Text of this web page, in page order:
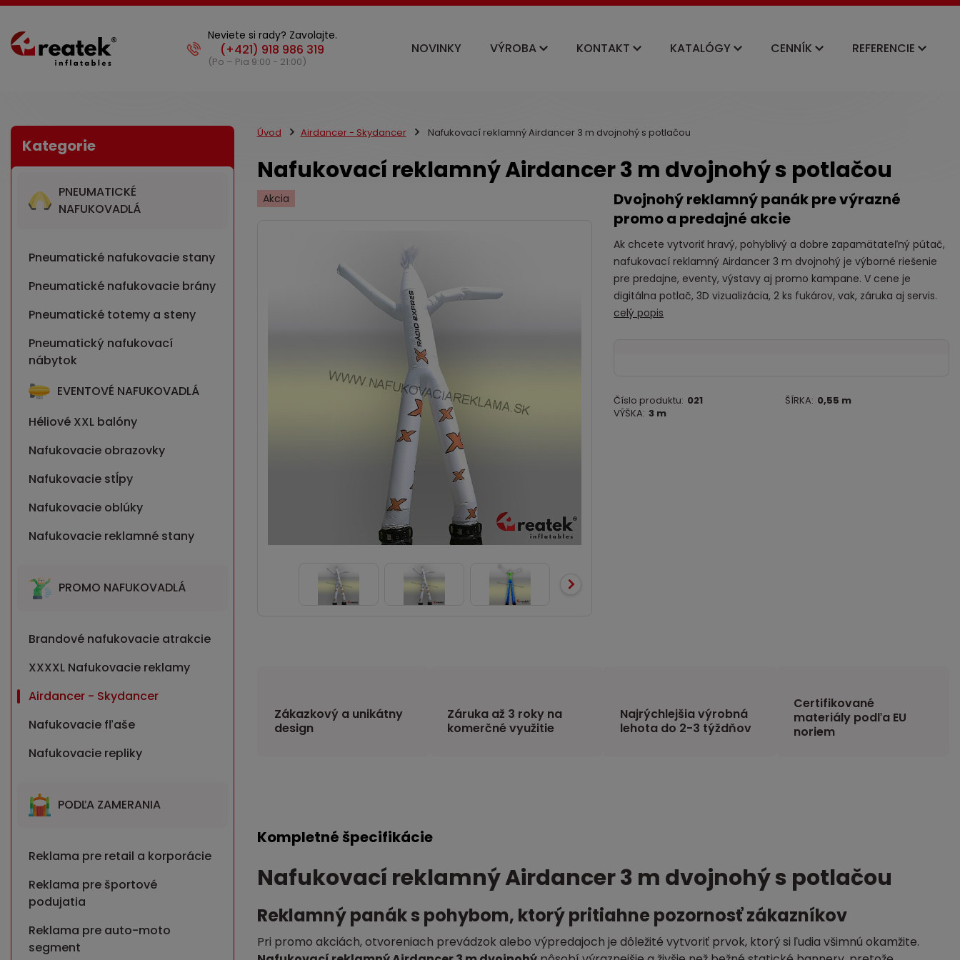
NOVINKY VÝROBA KONTAKT KATALÓGY CENNÍK REFERENCIE
Neviete si rady? Zavolajte.
(Po – Pia 9:00 - 21:00)
PNEUMATICKÉ
NAFUKOVADLÁ
Pneumatické nafukovacie stany
Pneumatické nafukovacie brány
Pneumatické totemy a steny
Pneumatický nafukovací
nábytok
EVENTOVÉ NAFUKOVADLÁ
Héliové XXL balóny
Nafukovacie obrazovky
Nafukovacie stĺpy
Nafukovacie oblúky
Nafukovacie reklamné stany
PROMO NAFUKOVADLÁ
Brandové nafukovacie atrakcie
XXXXL Nafukovacie reklamy
Airdancer - Skydancer
Nafukovacie fľaše
Nafukovacie repliky
PODĽA ZAMERANIA
Reklama pre retail a korporácie
Reklama pre športové
podujatia
Reklama pre auto-moto
segment
Úvod Airdancer - Skydancer Nafukovací reklamný Airdancer 3 m dvojnohý s potlačou
Nafukovací reklamný Airdancer 3 m dvojnohý s potlačou
Akcia
Dvojnohý reklamný panák pre výrazné
promo a predajné akcie
Ak chcete vytvoriť hravý, pohyblivý a dobre zapamätateľný pútač,
nafukovací reklamný Airdancer 3 m dvojnohý je výborné riešenie
pre predajne, eventy, výstavy aj promo kampane. V cene je
digitálna potlač, 3D vizualizácia, 2 ks fukárov, vak, záruka aj servis.
celý popis
Číslo produktu: 021 ŠÍRKA: 0,55 m
VÝŠKA: 3 m
Zákazkový a unikátny
design
Záruka až 3 roky na
komerčné využitie
Najrýchlejšia výrobná
lehota do 2-3 týždňov
Certifikované
materiály podľa EU
noriem
Kompletné špecifikácie
Nafukovací reklamný Airdancer 3 m dvojnohý s potlačou
Reklamný panák s pohybom, ktorý pritiahne pozornosť zákazníkov
Pri promo akciách, otvoreniach prevádzok alebo výpredajoch je dôležité vytvoriť prvok, ktorý si ľudia všimnú okamžite.